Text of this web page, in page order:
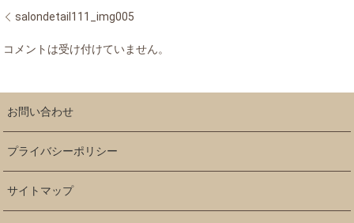
salondetail111_img005
コメントは受け付けていません。
お問い合わせ
プライバシーポリシー
サイトマップ